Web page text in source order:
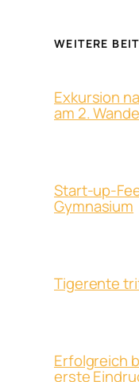
WEITERE
Exkursion
am 2.
Start-up-
Gymnasium
Tigerente
Erfolgreich
erste